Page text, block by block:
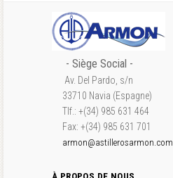
- Siège Social -
Av. Del Pardo, s/n
33710 Navia (Espagne)
Tlf.: +(34) 985 631 464
Fax: +(34) 985 631 701
armon@astillerosarmon.com